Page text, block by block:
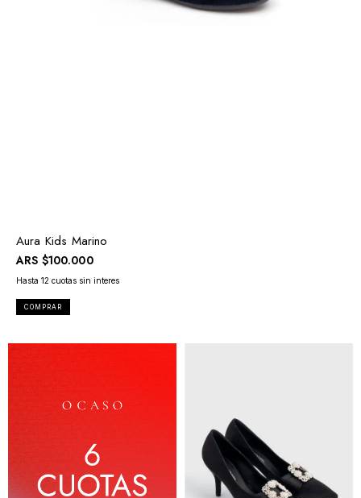
Aura Kids Marino
ARS $100.000
COMPRAR